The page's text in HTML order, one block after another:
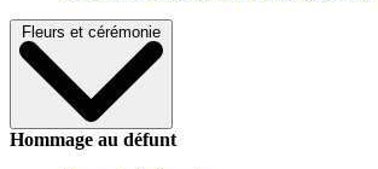
Fleurs et cérémonie
Hommage au défunt